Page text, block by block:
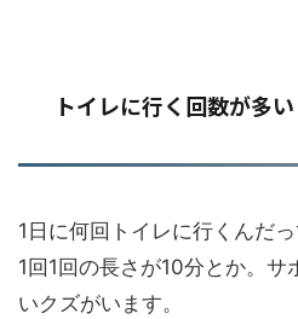
トイレに行く回数が多
1日に何回トイレに行くんだ
1回1回の長さが10分とか。サ
いクズがいます。